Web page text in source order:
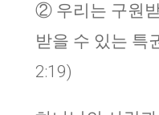
② 우리는 구원
받을 수 있는 특
2:19)